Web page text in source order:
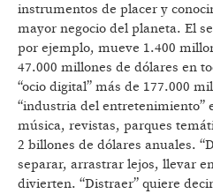
instrumentos de placer y
mayor negocio del planeta. El
por ejemplo, mueve 1.400
47.000 millones de dólares en
“ocio digital” más de 177.000
“industria del entretenimiento”
música, revistas, parques
2 billones de dólares anuales.
separar, arrastrar lejos, llevar
divierten. “Distraer” quiere